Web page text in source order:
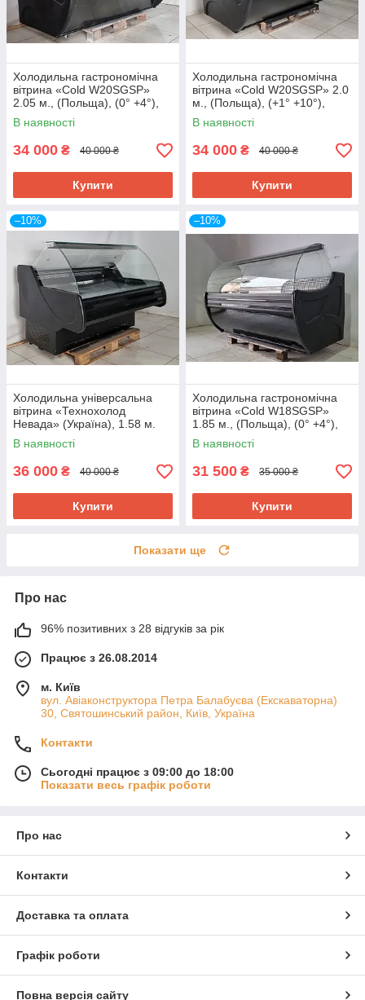
Холодильна гастрономічна
вітрина «Cold W20SGSP»
2.05 м., (Польща), (0° +4°),
викладка 72 см., Б/у
В наявності
34 000 ₴ 40 000 ₴
Купити
Холодильна гастрономічна
вітрина «Cold W20SGSP» 2.0
м., (Польща), (+1° +10°),
викладка 75 см., Б/у
В наявності
34 000 ₴ 40 000 ₴
Купити
–10%
Холодильна універсальна
вітрина «Технохолод
Невада» (Україна), 1.58 м.
(-5° +5°), викладка 90 см., Б/у
В наявності
36 000 ₴ 40 000 ₴
Купити
–10%
Холодильна гастрономічна
вітрина «Cold W18SGSP»
1.85 м., (Польща), (0° +4°),
викладка 73 см., Б/у
В наявності
31 500 ₴ 35 000 ₴
Купити
Показати ще
Про нас
96% позитивних з 28 відгуків за рік
Працює з 26.08.2014
м. Київ
вул. Авіаконструктора Петра Балабуєва (Екскаваторна)
30, Святошинський район, Київ, Україна
Контакти
Сьогодні працює з 09:00 до 18:00
Показати весь графік роботи
Про нас
Контакти
Доставка та оплата
Графік роботи
Повна версія сайту